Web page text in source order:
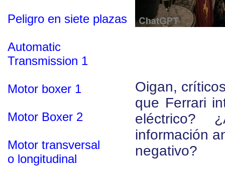
Peligro en siete plazas
Automatic
Transmission 1
Motor boxer 1
Motor Boxer 2
Motor transversal
o longitudinal
Oigan,
que Ferrari
eléctrico?
información
negativo?